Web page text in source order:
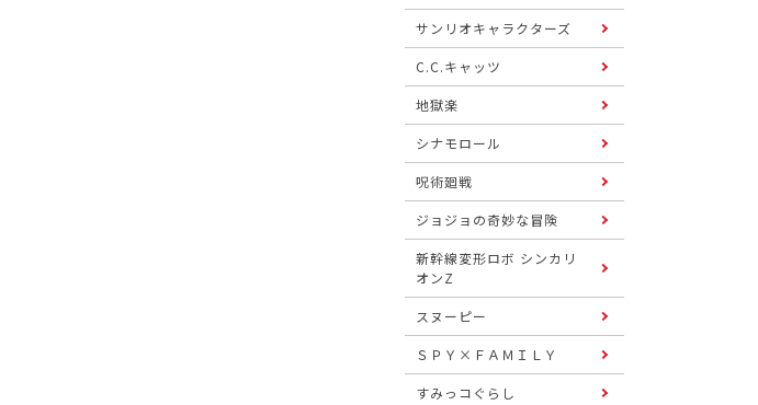
サンリオキャラクターズ
C.C.キャッツ
地獄楽
シナモロール
呪術廻戦
ジョジョの奇妙な冒険
新幹線変形ロボ シンカリ
オンZ
スヌーピー
ＳＰＹ×ＦＡＭＩＬＹ
すみっコぐらし